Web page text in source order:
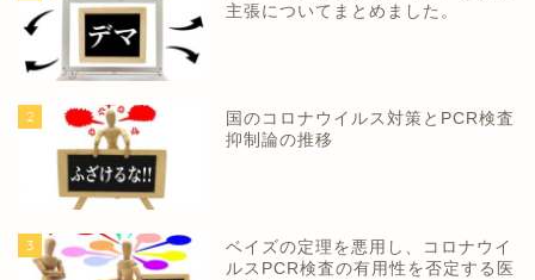
主張についてまとめました。
2
国のコロナウイルス対策とPCR検査
抑制論の推移
3
ベイズの定理を悪用し、コロナウイ
ルスPCR検査の有用性を否定する医